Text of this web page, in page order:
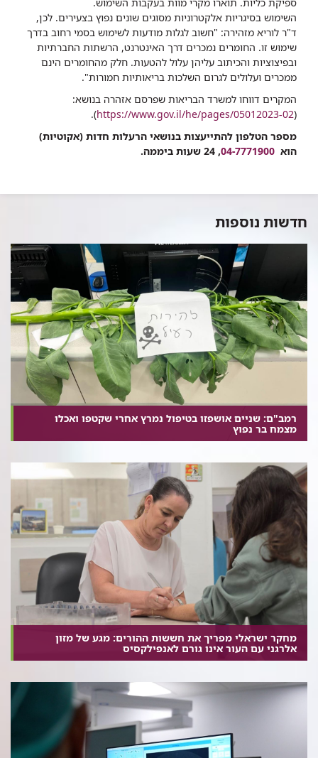
השימוש בסיגריות אלקטרוניות מסוגים שונים נפוץ בצעירים. לכן,
ד"ר לוריא מזהירה: "חשוב לגלות מודעות לשימוש בסמי רחוב בדרך
שימוש זו. החומרים נמכרים דרך האינטרנט, הרשתות החברתיות
ובפיצוציות והכיתוב עליהן עלול להטעות. חלק מהחומרים הינם
ממכרים ועלולים לגרום השלכות בריאותיות חמורות".
המקרים דווחו למשרד הבריאות שפרסם אזהרה בנושא:
(
https://www.gov.il/he/pages/05012023-02
).
מספר הטלפון להתייעצות בנושאי הרעלות חדות (אקוטיות)
הוא 04-7771900, 24 שעות ביממה.
חדשות נוספות
רמב"ם: שניים אושפזו בטיפול נמרץ אחרי שקטפו ואכלו
מצמח בר נפוץ
מחקר ישראלי מפריך את חששות ההורים: מגע של מזון
אלרגני עם העור אינו גורם לאנפילקסיס